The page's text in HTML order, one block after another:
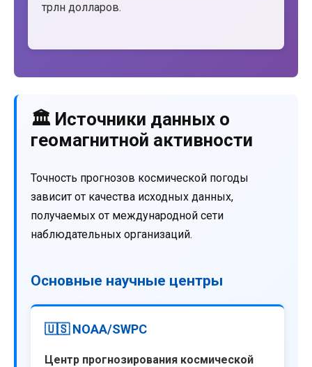
трлн долларов.
🏛️ Источники данных о
геомагнитной активности
Точность прогнозов космической погоды
зависит от качества исходных данных,
получаемых от международной сети
наблюдательных организаций.
Основные научные центры
🇺🇸 NOAA/SWPC
Центр прогнозирования космической